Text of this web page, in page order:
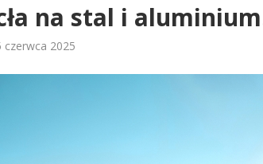
na stal i
czerwca 2025